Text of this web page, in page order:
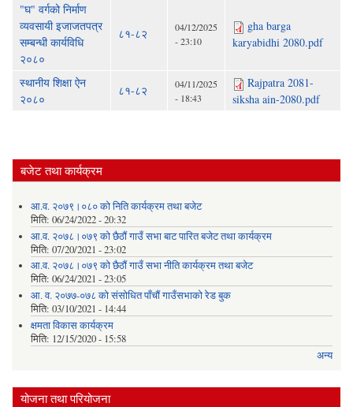
"घ" वर्गको निर्माण
व्यवसायी इजाजतपत्र
सम्बन्धी कार्यविधि
२०८०
८१-८२
04/12/2025
- 23:10
gha barga
karyabidhi 2080.pdf
स्थानीय शिक्षा ऐन
२०८०
८१-८२
04/11/2025
- 18:43
Rajpatra 2081-
siksha ain-2080.pdf
बजेट तथा कार्यक्रम
आ.व. २०७९।०८० को निति कार्यक्रम तथा बजेट
मिति: 06/24/2022 - 20:32
आ.व. २०७८।०७९ को छैठौं गाउँ सभा बाट पारित बजेट तथा कार्यक्रम
मिति: 07/20/2021 - 23:02
आ.व. २०७८।०७९ को छैठौं गाउँ सभा नीति कार्यक्रम तथा बजेट
मिति: 06/24/2021 - 23:05
आ. व. २०७७-०७८ को संसोधित पाँचौं गाउँसभाको रेड बुक
मिति: 03/10/2021 - 14:44
क्षमता विकास कार्यक्रम
मिति: 12/15/2020 - 15:58
अन्य
योजना तथा परियोजना